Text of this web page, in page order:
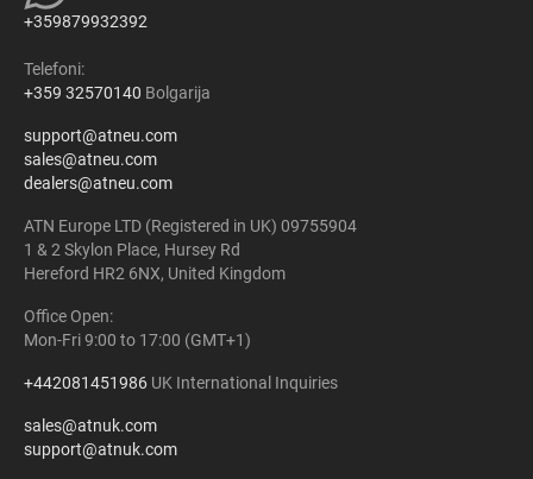
+359879932392
Telefoni:
+359 32570140 Bolgarija
support@atneu.com
sales@atneu.com
dealers@atneu.com
ATN Europe LTD (Registered in UK) 09755904
1 & 2 Skylon Place, Hursey Rd
Hereford HR2 6NX, United Kingdom
Office Open:
Mon-Fri 9:00 to 17:00 (GMT+1)
+442081451986 UK International Inquiries
sales@atnuk.com
support@atnuk.com